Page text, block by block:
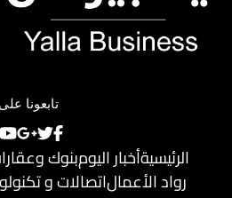
تابعونا على
الرئيسيةأخبار اليومبنوك
رواد الأعمالاتصالات و